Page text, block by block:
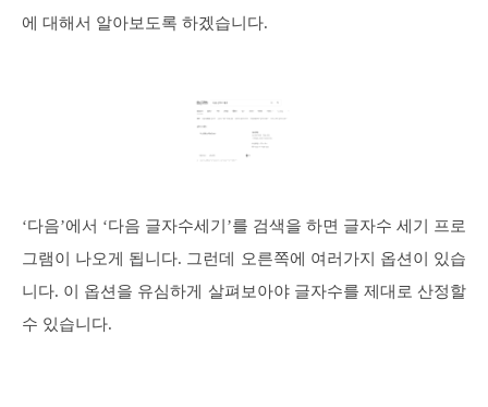
에 대해서 알아보도록 하겠습니다.
‘다음’에서 ‘다음 글자수세기’를 검색을 하면 글자수 세기 프로
그램이 나오게 됩니다. 그런데 오른쪽에 여러가지 옵션이 있습
니다. 이 옵션을 유심하게 살펴보아야 글자수를 제대로 산정할
수 있습니다.